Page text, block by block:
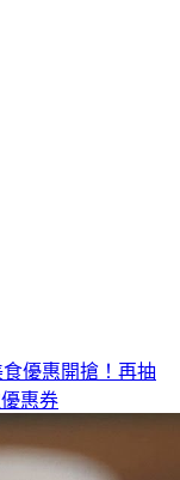
優惠開搶！再抽
惠券